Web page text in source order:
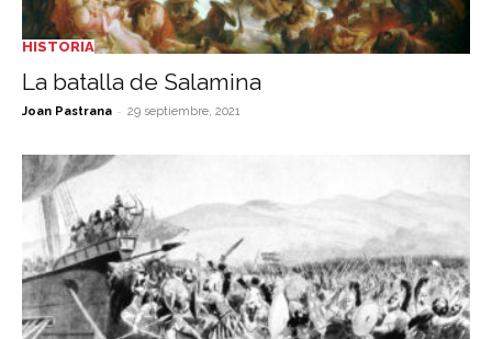
HISTORIA
La batalla de Salamina
Joan Pastrana - 29 septiembre, 2021